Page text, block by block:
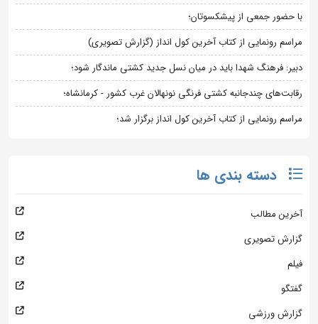
با حضور جمعی از پیشکسوتان؛
مراسم رونمایی از کتاب آخرین کول انداز (گزارش تصویری)
دبیر: فرهنگ شهدا باید در میان نسل جدید کشتی ماندگار شود؛
رقابت‌های چندجانبه کشتی فرنگی نونهالان غرب کشور - کرمانشاه؛
مراسم رونمایی از کتاب آخرین کول انداز برگزار شد؛
دسته بندی ها
آخرین مطالب
گزارش تصویری
فیلم
گفتگو
گزارش ورزشی